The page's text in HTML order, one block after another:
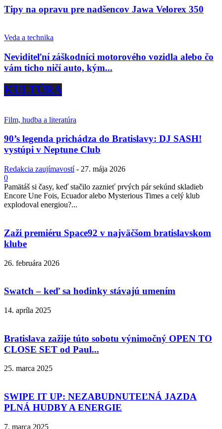
Tipy na opravu pre nadšencov Jawa Velorex 350
Veda a technika
Neviditeľní záškodníci motorového vozidla alebo čo
vám ticho ničí auto, kým...
KULTÚRA
Film, hudba a literatúra
90’s legenda prichádza do Bratislavy: DJ SASH!
vystúpi v Neptune Club
Redakcia zaujímavostí - 27. mája 2026
0
Pamätáš si časy, keď stačilo zaznieť prvých pár sekúnd skladieb
Encore Une Fois, Ecuador alebo Mysterious Times a celý klub
explodoval energiou?...
Zaži premiéru Space92 v najväčšom bratislavskom
klube
26. februára 2026
Swatch – keď sa hodinky stávajú umením
14. apríla 2025
Bratislava zažije túto sobotu výnimočný OPEN TO
CLOSE SET od Paul...
25. marca 2025
SWIPE IT UP: NEZABUDNUTEĽNÁ JAZDA
PLNÁ HUDBY A ENERGIE
7. marca 2025